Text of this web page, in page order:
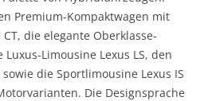
Premium-Kompaktwagen mit
die elegante Oberklasse-
Luxus-Limousine Lexus LS, den
sowie die Sportlimousine Lexus IS
Die Designsprache